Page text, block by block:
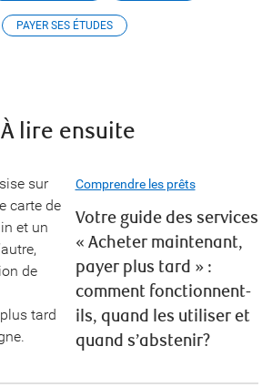
PAYER SES ÉTUDES
À lire ensuite
Comprendre les prêts
Votre guide des services
« Acheter maintenant,
payer plus tard » :
comment fonctionnent-
ils, quand les utiliser et
quand s’abstenir?